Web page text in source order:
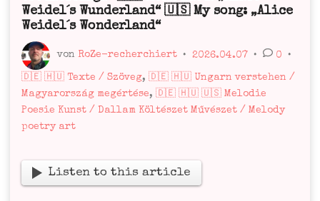
Weidel´s Wunderland“ 🇺🇸 My song: „Alice
Weidel´s Wonderland“
von RoZe-recherchiert • 2026.04.07 • 0 •
Veröffentlicht
in
🇩🇪 🇭🇺 Texte / Szöveg, 🇩🇪 🇭🇺 Ungarn verstehen /
Magyarország megértése, 🇩🇪 🇭🇺 🇺🇸 Melodie
Poesie Kunst / Dallam Költészet Művészet / Melody
poetry art
Lis­ten to this article